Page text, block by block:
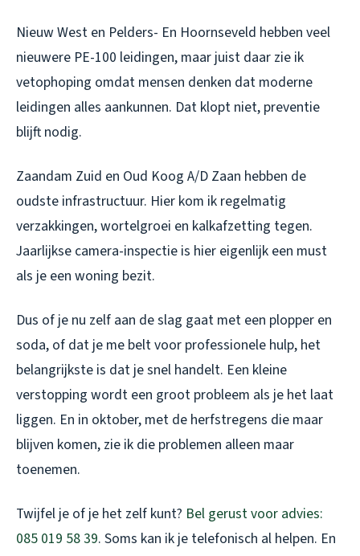
Nieuw West en Pelders- En Hoornseveld hebben veel
nieuwere PE-100 leidingen, maar juist daar zie ik
vetophoping omdat mensen denken dat moderne
leidingen alles aankunnen. Dat klopt niet, preventie
blijft nodig.
Zaandam Zuid en Oud Koog A/D Zaan hebben de
oudste infrastructuur. Hier kom ik regelmatig
verzakkingen, wortelgroei en kalkafzetting tegen.
Jaarlijkse camera-inspectie is hier eigenlijk een must
als je een woning bezit.
Dus of je nu zelf aan de slag gaat met een plopper en
soda, of dat je me belt voor professionele hulp, het
belangrijkste is dat je snel handelt. Een kleine
verstopping wordt een groot probleem als je het laat
liggen. En in oktober, met de herfstregens die maar
blijven komen, zie ik die problemen alleen maar
toenemen.
Twijfel je of je het zelf kunt? Bel gerust voor advies:
085 019 58 39. Soms kan ik je telefonisch al helpen. En